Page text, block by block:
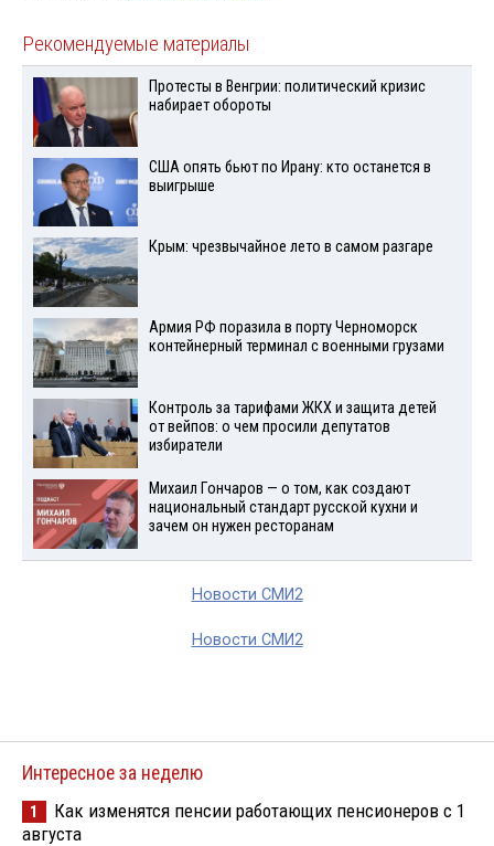
Рекомендуемые материалы
Протесты в Венгрии: политический кризис
набирает обороты
США опять бьют по Ирану: кто останется в
выигрыше
Крым: чрезвычайное лето в самом разгаре
Армия РФ поразила в порту Черноморск
контейнерный терминал с военными грузами
Контроль за тарифами ЖКХ и защита детей
от вейпов: о чем просили депутатов
избиратели
Михаил Гончаров — о том, как создают
национальный стандарт русской кухни и
зачем он нужен ресторанам
Новости СМИ2
Новости СМИ2
Интересное за неделю
1
Как изменятся пенсии работающих пенсионеров с 1
августа